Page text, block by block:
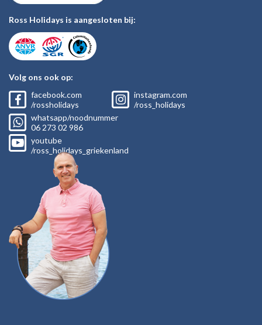
Ross Holidays is aangesloten bij:
Volg ons ook op:
facebook.com
/rossholidays
instagram.com
/ross_holidays
whatsapp/noodnummer
06 273 02 986
youtube
/ross_holidays_griekenland